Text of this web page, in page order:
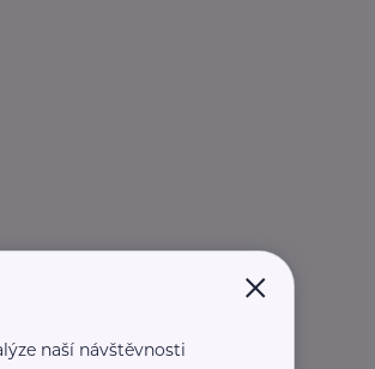
×
naší návštěvnosti